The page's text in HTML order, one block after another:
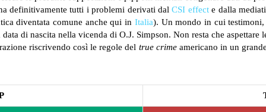
definitivamente tutti i problemi derivati dalCSI effecte dalla
diventata comune anche qui in Italia). Un mondo in cui
di nascita nella vicenda di O.J. Simpson. Non resta che
riscrivendo così le regole del true crimeamericano in un